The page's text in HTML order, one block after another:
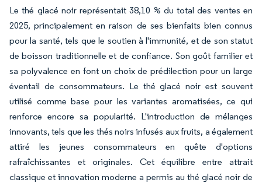
Le thé glacé noir représentait 38,10 % du total des ventes en
2025, principalement en raison de ses bienfaits bien connus
pour la santé, tels que le soutien à l'immunité, et de son statut
de boisson traditionnelle et de confiance. Son goût familier et
sa polyvalence en font un choix de prédilection pour un large
éventail de consommateurs. Le thé glacé noir est souvent
utilisé comme base pour les variantes aromatisées, ce qui
renforce encore sa popularité. L'introduction de mélanges
innovants, tels que les thés noirs infusés aux fruits, a également
attiré les jeunes consommateurs en quête d'options
rafraîchissantes et originales. Cet équilibre entre attrait
classique et innovation moderne a permis au thé glacé noir de